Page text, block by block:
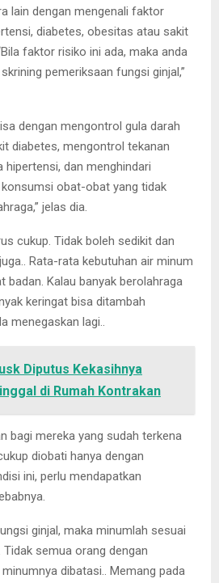
lain dengan mengenali faktor
diabetes, obesitas atau sakit
faktor risiko ini ada, maka anda
pemeriksaan fungsi ginjal,”
dengan mengontrol gula darah
diabetes, mengontrol tekanan
hipertensi, dan menghindari
obat-obat yang tidak
jelas dia.
cukup. Tidak boleh sedikit dan
Rata-rata kebutuhan air minum
badan. Kalau banyak berolahraga
keringat bisa ditambah
menegaskan lagi..
Diputus Kekasihnya
di Rumah Kontrakan
bagi mereka yang sudah terkena
diobati hanya dengan
ini, perlu mendapatkan
ginjal, maka minumlah sesuai
semua orang dengan
dibatasi.. Memang pada